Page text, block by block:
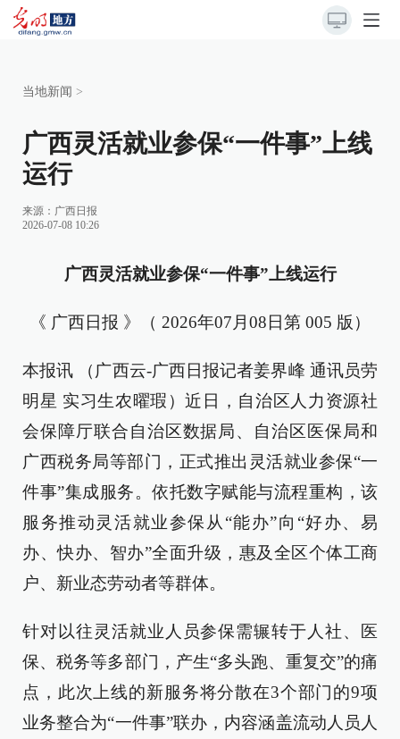
当地新闻 >
广西灵活就业参保“一件事”上线
运行
来源： 广西日报
2026-07-08 10:26
广西灵活就业参保“一件事”上线运行
《 广西日报 》（ 2026年07月08日第 005 版）
本报讯 （广西云-广西日报记者姜界峰 通讯员劳
明星 实习生农曜瑕）近日，自治区人力资源社
会保障厅联合自治区数据局、自治区医保局和
广西税务局等部门，正式推出灵活就业参保“一
件事”集成服务。依托数字赋能与流程重构，该
服务推动灵活就业参保从“能办”向“好办、易
办、快办、智办”全面升级，惠及全区个体工商
户、新业态劳动者等群体。
针对以往灵活就业人员参保需辗转于人社、医
保、税务等多部门，产生“多头跑、重复交”的痛
点，此次上线的新服务将分散在3个部门的9项
业务整合为“一件事”联办，内容涵盖流动人员人